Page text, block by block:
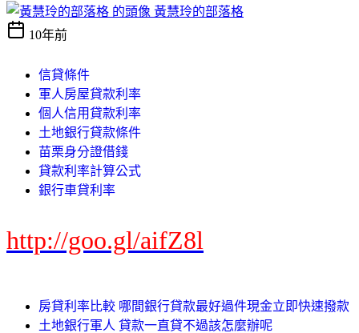
黃慧玲的部落格
10年前
信貸條件
軍人房屋貸款利率
個人信用貸款利率
土地銀行貸款條件
苗栗身分證借錢
貸款利率計算公式
銀行車貸利率
http://goo.gl/aifZ8l
房貸利率比較 哪間銀行貸款最好過件現金立即快速撥款
土地銀行軍人 貸款一直貸不過該怎麼辦呢